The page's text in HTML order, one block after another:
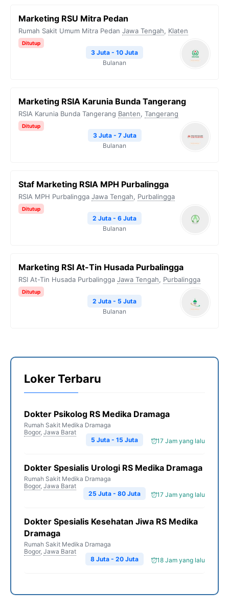
Marketing RSU Mitra Pedan
Rumah Sakit Umum Mitra Pedan Jawa Tengah, Klaten
Ditutup
3 Juta - 10 Juta
Bulanan
Marketing RSIA Karunia Bunda Tangerang
RSIA Karunia Bunda Tangerang Banten, Tangerang
Ditutup
3 Juta - 7 Juta
Bulanan
Staf Marketing RSIA MPH Purbalingga
RSIA MPH Purbalingga Jawa Tengah, Purbalingga
Ditutup
2 Juta - 6 Juta
Bulanan
Marketing RSI At-Tin Husada Purbalingga
RSI At-Tin Husada Purbalingga Jawa Tengah, Purbalingga
Ditutup
2 Juta - 5 Juta
Bulanan
Loker Terbaru
Dokter Psikolog RS Medika Dramaga
Rumah Sakit Medika Dramaga
Bogor, Jawa Barat
17 Jam yang lalu
5 Juta - 15 Juta
Dokter Spesialis Urologi RS Medika Dramaga
Rumah Sakit Medika Dramaga
Bogor, Jawa Barat
17 Jam yang lalu
25 Juta - 80 Juta
Dokter Spesialis Kesehatan Jiwa RS Medika
Dramaga
Rumah Sakit Medika Dramaga
Bogor, Jawa Barat
18 Jam yang lalu
8 Juta - 20 Juta